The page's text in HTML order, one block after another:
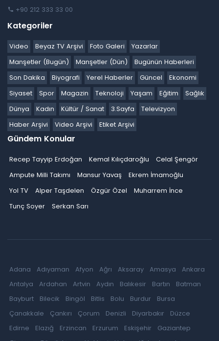
+90 212 333 33 00
Kategoriler
Video Beyaz TV Arşivi Foto Galeri
Yazarlar
Manşetler (Bugün)
Manşetler (Dün)
Bugünün Haberleri
Son Dakika
Biyografi Yerel Haberler Güncel
Ekonomi
Siyaset
Spor Magazin Teknoloji Yaşam Eğitim
Sağlık
Dünya
Kadın Kültür / Sanat 3.Sayfa
Televizyon
Haber Arşivi
Video Arşivi Etiket Arşivi
Gündem Konular
Recep Tayyip Erdoğan Kemal Kılıçdaroğlu
Celal Şengör
Ampute Milli Takımı
Mansur Yavaş
Ekrem İmamoğlu
Yol TV
Alper Taşdelen Özgür Özel
Muharrem İnce
Tunç Soyer
Serkan Sarı
Adana Adıyaman Afyon Ağrı Aksaray Amasya
Ankara
Antalya
Ardahan Artvin Aydın Balıkesir Bartın
Batman
Bayburt
Bilecik Bingöl Bitlis Bolu Burdur
Bursa
Çanakkale
Çankırı Çorum Denizli Diyarbakır
Düzce
Edirne
Elazığ Erzincan Erzurum Eskişehir
Gaziantep